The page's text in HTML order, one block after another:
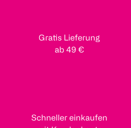
Gratis Lieferung
ab 49 €
Schneller einkaufen